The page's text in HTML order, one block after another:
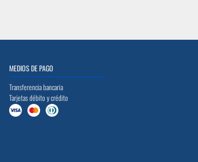
MEDIOS DE PAGO
Transferencia bancaria
Tarjetas débito y crédito